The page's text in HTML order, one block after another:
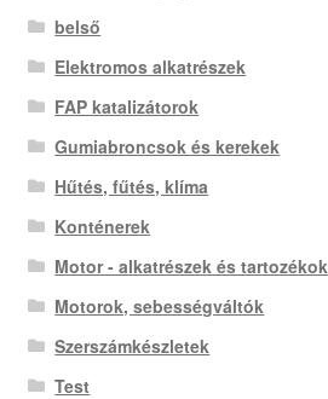
belső
Elektromos alkatrészek
FAP katalizátorok
Gumiabroncsok és kerekek
Hűtés, fűtés, klíma
Konténerek
Motor - alkatrészek és tartozékok
Motorok, sebességváltók
Szerszámkészletek
Test